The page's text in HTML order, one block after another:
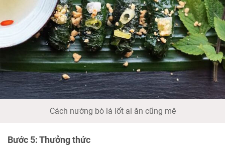
Cách nướng bò lá lốt ai ăn cũng mê
Bước 5: Thưởng thức